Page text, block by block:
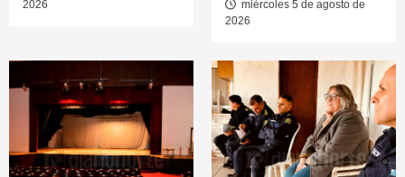
2026
miércoles 5 de agosto de
2026